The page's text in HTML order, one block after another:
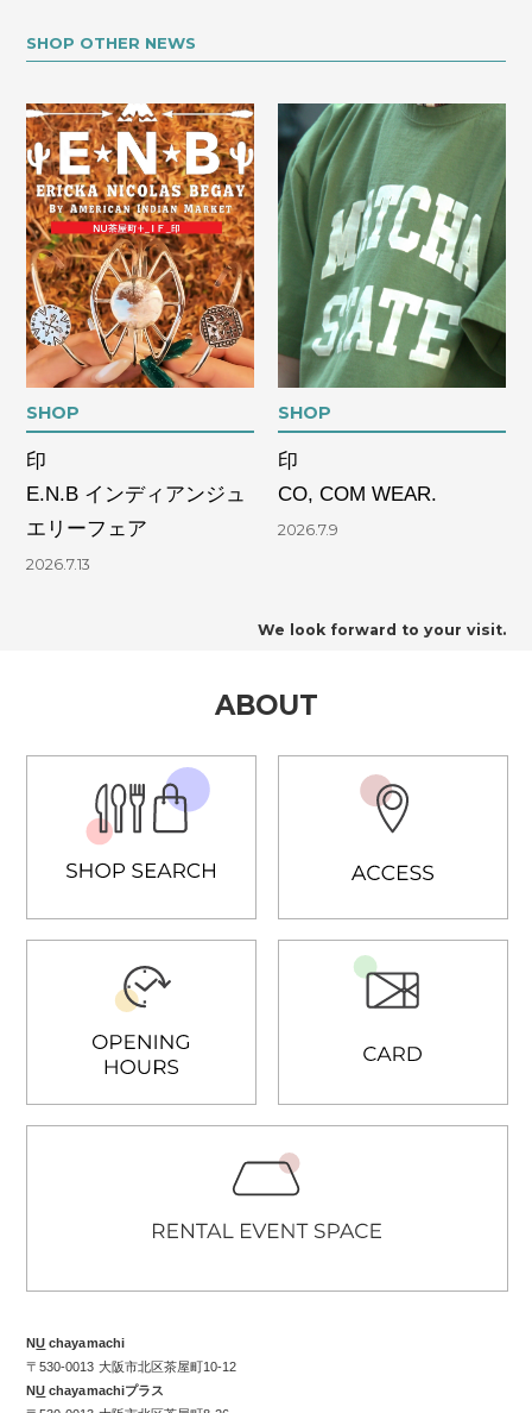
SHOP OTHER NEWS
SHOP
印
E.N.B インディアンジュ
エリーフェア
2026.7.13
SHOP
印
CO, COM WEAR.
2026.7.9
We look forward to your visit.
ABOUT
NU chayamachi
〒530-0013 大阪市北区茶屋町10-12
NU chayamachiプラス